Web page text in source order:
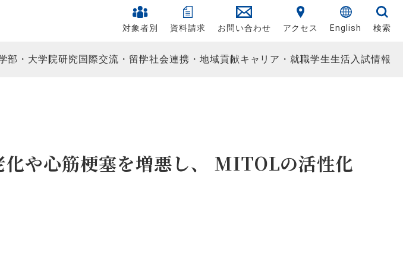
対象者別 資料請求 お問い合わせ アクセス English 検索
部・大学院研究国際交流・留学社会連携・地域貢献キャリア・就職学生生活入試情報
や心筋梗塞を増悪し、 MITOLの活性化